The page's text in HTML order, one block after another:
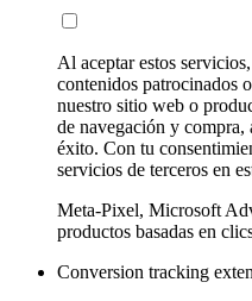
Al aceptar estos
contenidos patrocinados
nuestro sitio web o
de navegación y compra,
éxito. Con tu
servicios de terceros en
Meta-Pixel, Microsoft
productos basadas en
Conversion tracking